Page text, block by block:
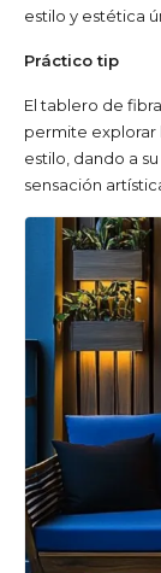
estilo y estética
Práctico tip
El tablero de
permite explorar
estilo, dando a
sensación